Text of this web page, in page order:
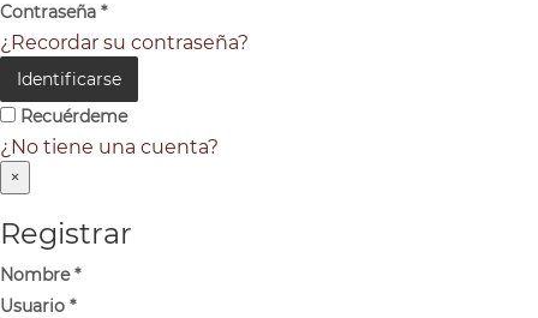
Contraseña *
¿Recordar su contraseña?
Identificarse
Recuérdeme
¿No tiene una cuenta?
×
Registrar
Nombre*
Usuario *